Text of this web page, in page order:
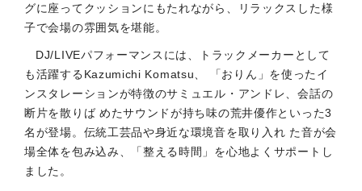
グに座ってクッションにもたれながら、リラックスした様
子で会場の雰囲気を堪能。
DJ/LIVEパフォーマンスには、トラックメーカーとして
も活躍するKazumichi Komatsu、 「おりん」を使ったイ
ンスタレーションが特徴のサミュエル・アンドレ、会話の
断片を散りば めたサウンドが持ち味の荒井優作といった3
名が登場。伝統工芸品や身近な環境音を取り入れ た音が会
場全体を包み込み、「整える時間」を心地よくサポートし
ました。